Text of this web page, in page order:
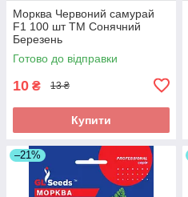
Морква Червоний самурай
F1 100 шт ТМ Сонячний
Березень
Готово до відправки
10 ₴ 13 ₴
Купити
–21%